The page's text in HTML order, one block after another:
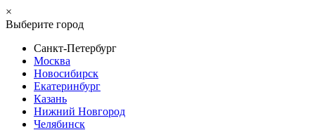
×
Выберите город
Санкт-Петербург
Москва
Новосибирск
Екатеринбург
Казань
Нижний Новгород
Челябинск